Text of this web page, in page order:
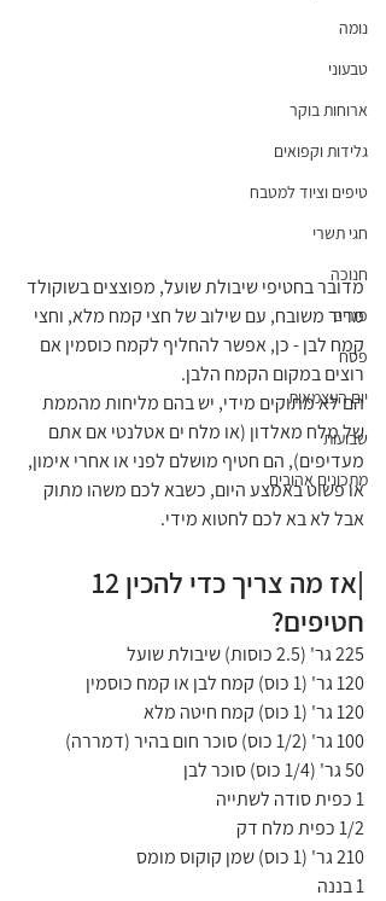
נומה
טבעוני
ארוחות בוקר
גלידות וקפואים
טיפים וציוד למטבח
חגי תשרי
חנוכה
פורים
פסח
יום העצמאות
שבועות
מתכונים אהובים
מדובר בחטיפי שיבולת שועל, מפוצצים בשוקולד
מריר משובח, עם שילוב של חצי קמח מלא, וחצי
קמח לבן - כן, אפשר להחליף לקמח כוסמין אם
רוצים במקום הקמח הלבן.
הם לא מתוקים מידי, יש בהם מליחות מהממת
של מלח מאלדון (או מלח ים אטלנטי אם אתם
מעדיפים), הם חטיף מושלם לפני או אחרי אימון,
או פשוט באמצע היום, כשבא לכם משהו מתוק
אבל לא בא לכם לחטוא מידי.
חטיפים?
225 גר' (2.5 כוסות) שיבולת שועל
120 גר' (1 כוס) קמח לבן או קמח כוסמין
120 גר' (1 כוס) קמח חיטה מלא
100 גר' (1/2 כוס) סוכר חום בהיר (דמררה)
50 גר' (1/4 כוס) סוכר לבן
1 כפית סודה לשתייה
1/2 כפית מלח דק
210 גר' (1 כוס) שמן קוקוס מומס
1 בננה